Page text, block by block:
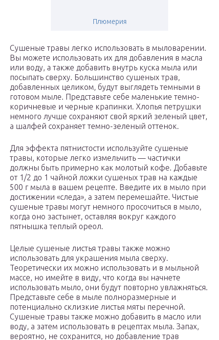
Плюмерия
Сушеные травы легко использовать в мыловарении.
Вы можете использовать их для добавления в масла
или воду, а также добавить внутрь куска мыла или
посыпать сверху. Большинство сушеных трав,
добавленных целиком, будут выглядеть темными в
готовом мыле. Представьте себе маленькие темно-
коричневые и черные крапинки. Хлопья петрушки
немного лучше сохраняют свой яркий зеленый цвет,
а шалфей сохраняет темно-зеленый оттенок.
Для эффекта пятнистости используйте сушеные
травы, которые легко измельчить — частички
должны быть примерно как молотый кофе. Добавьте
от 1/2 до 1 чайной ложки сушеных трав на каждые
500 г мыла в вашем рецепте. Введите их в мыло при
достижении «следа», а затем перемешайте. Чистые
сушеные травы могут немного просочиться в мыло,
когда оно застынет, оставляя вокруг каждого
пятнышка теплый ореол.
Целые сушеные листья травы также можно
использовать для украшения мыла сверху.
Теоретически их можно использовать и в мыльной
массе, но имейте в виду, что когда вы начнете
использовать мыло, они будут повторно увлажняться.
Представьте себе в мыле полноразмерные и
потенциально склизкие листья мяты перечной.
Сушеные травы также можно добавить в масло или
воду, а затем использовать в рецептах мыла. Запах,
вероятно, не сохранится, но добавление трав